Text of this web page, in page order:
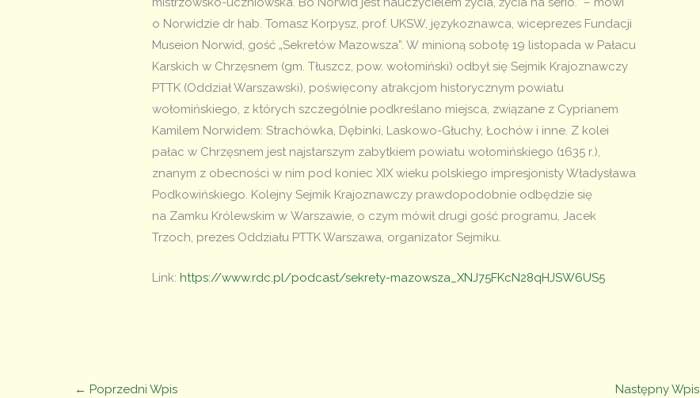
o Norwidzie dr hab. Tomasz Korpysz, prof. UKSW, językoznawca, wiceprezes Fundacji
Museion Norwid, gość „Sekretów Mazowsza”. W minioną sobotę 19 listopada w Pałacu
Karskich w Chrzęsnem (gm. Tłuszcz, pow. wołomiński) odbył się Sejmik Krajoznawczy
PTTK (Oddział Warszawski), poświęcony atrakcjom historycznym powiatu
wołomińskiego, z których szczególnie podkreślano miejsca, związane z Cyprianem
Kamilem Norwidem: Strachówka, Dębinki, Laskowo-Głuchy, Łochów i inne. Z kolei
pałac w Chrzęsnem jest najstarszym zabytkiem powiatu wołomińskiego (1635 r.),
znanym z obecności w nim pod koniec XIX wieku polskiego impresjonisty Władysława
Podkowińskiego. Kolejny Sejmik Krajoznawczy prawdopodobnie odbędzie się
na Zamku Królewskim w Warszawie, o czym mówił drugi gość programu, Jacek
Trzoch, prezes Oddziału PTTK Warszawa, organizator Sejmiku.
Link:https://www.rdc.pl/podcast/sekrety-mazowsza_XNJ75FKcN28qHJSW6US5
← Poprzedni Wpis Następny Wpis